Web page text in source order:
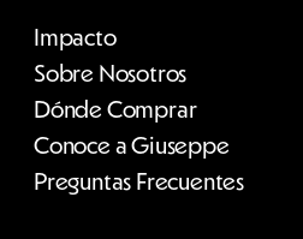
Impacto
Sobre Nosotros
Dónde Comprar
Conoce a Giuseppe
Preguntas Frecuentes